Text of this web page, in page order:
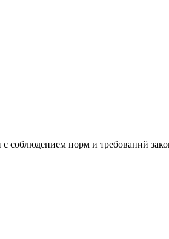
норм и требований